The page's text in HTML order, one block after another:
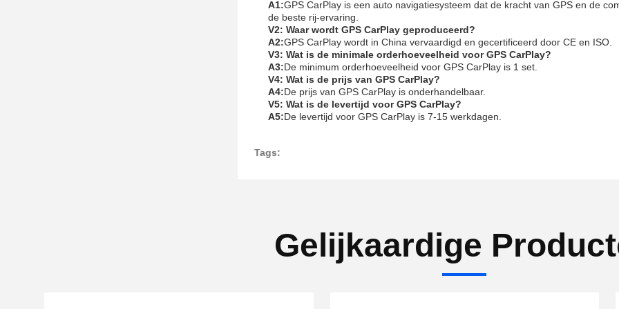
A1:GPS CarPlay is een auto navigatiesysteem dat de kracht van GPS en de
de beste rij-ervaring.
V2: Waar wordt GPS CarPlay geproduceerd?
A2:GPS CarPlay wordt in China vervaardigd en gecertificeerd door CE en ISO.
V3: Wat is de minimale orderhoeveelheid voor GPS CarPlay?
A3:De minimum orderhoeveelheid voor GPS CarPlay is 1 set.
V4: Wat is de prijs van GPS CarPlay?
A4:De prijs van GPS CarPlay is onderhandelbaar.
V5: Wat is de levertijd voor GPS CarPlay?
A5:De levertijd voor GPS CarPlay is 7-15 werkdagen.
Tags:
Gelijkaardige